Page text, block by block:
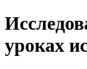
уроках